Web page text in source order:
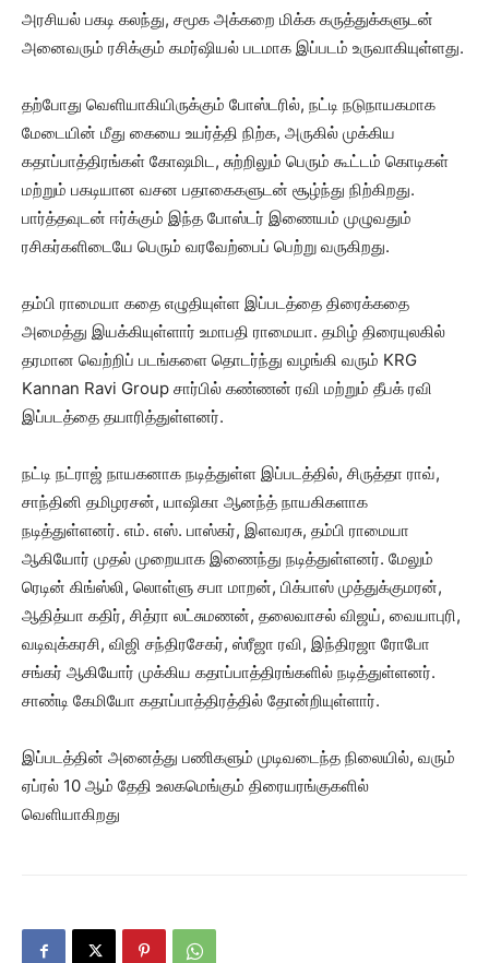
அரசியல் பகடி கலந்து, சமூக அக்கறை மிக்க கருத்துக்களுடன்
அனைவரும் ரசிக்கும் கமர்ஷியல் படமாக இப்படம் உருவாகியுள்ளது.
தற்போது வெளியாகியிருக்கும் போஸ்டரில், நட்டி நடுநாயகமாக
மேடையின் மீது கையை உயர்த்தி நிற்க, அருகில் முக்கிய
கதாப்பாத்திரங்கள் கோஷமிட, சுற்றிலும் பெரும் கூட்டம் கொடிகள்
மற்றும் பகடியான வசன பதாகைகளுடன் சூழ்ந்து நிற்கிறது.
பார்த்தவுடன் ஈர்க்கும் இந்த போஸ்டர் இணையம் முழுவதும்
ரசிகர்களிடையே பெரும் வரவேற்பைப் பெற்று வருகிறது.
தம்பி ராமையா கதை எழுதியுள்ள இப்படத்தை திரைக்கதை
அமைத்து இயக்கியுள்ளார் உமாபதி ராமையா. தமிழ் திரையுலகில்
தரமான வெற்றிப் படங்களை தொடர்ந்து வழங்கி வரும் KRG
Kannan Ravi Group சார்பில் கண்ணன் ரவி மற்றும் தீபக் ரவி
இப்படத்தை தயாரித்துள்ளனர்.
நட்டி நட்ராஜ் நாயகனாக நடித்துள்ள இப்படத்தில், சிருத்தா ராவ்,
சாந்தினி தமிழரசன், யாஷிகா ஆனந்த் நாயகிகளாக
நடித்துள்ளனர். எம். எஸ். பாஸ்கர், இளவரசு, தம்பி ராமையா
ஆகியோர் முதல் முறையாக இணைந்து நடித்துள்ளனர். மேலும்
ரெடின் கிங்ஸ்லி, லொள்ளு சபா மாறன், பிக்பாஸ் முத்துக்குமரன்,
ஆதித்யா கதிர், சித்ரா லட்சுமணன், தலைவாசல் விஜய், வையாபுரி,
வடிவுக்கரசி, விஜி சந்திரசேகர், ஸ்ரீஜா ரவி, இந்திரஜா ரோபோ
சங்கர் ஆகியோர் முக்கிய கதாப்பாத்திரங்களில் நடித்துள்ளனர்.
சாண்டி கேமியோ கதாப்பாத்திரத்தில் தோன்றியுள்ளார்.
இப்படத்தின் அனைத்து பணிகளும் முடிவடைந்த நிலையில், வரும்
ஏப்ரல் 10 ஆம் தேதி உலகமெங்கும் திரையரங்குகளில்
வெளியாகிறது